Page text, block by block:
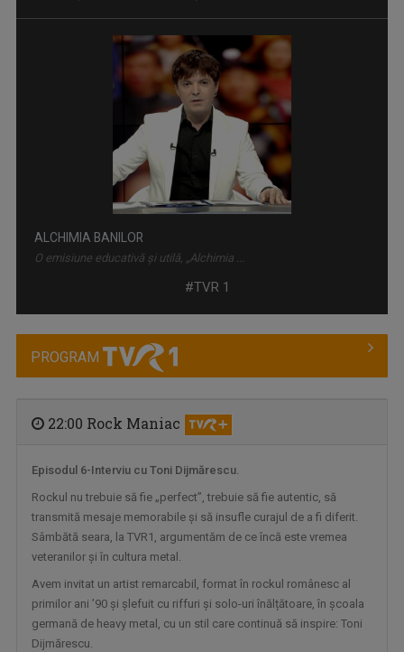
ALCHIMIA BANILOR
CONVIEŢUIRI
În fiecare miercuri, de la ora 15:00, aveţi ...
#TVR 1
PROGRAM
22:00 Rock Maniac
Episodul 6-Interviu cu Toni Dijmărescu.
Rockul nu trebuie să fie „perfect”, trebuie să fie autentic, să
transmită mesaje memorabile și să insufle curajul de a fi diferit.
Sâmbătă seara, la TVR1, argumentăm de ce încă este vremea
veteranilor și în cultura metal.
Avem invitat un artist remarcabil, format în rockul românesc al
primilor ani ’90 și șlefuit cu riffuri și solo-uri înălțătoare, în școala
germană de heavy metal, cu un stil care continuă să inspire: Toni
Dijmărescu.